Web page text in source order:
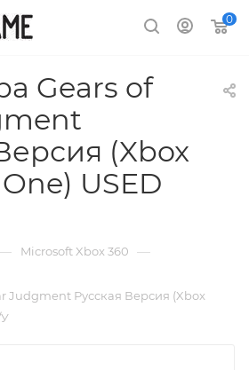
0
Gears of
(Xbox
USED
Microsoft Xbox 360 —
Judgment Русская Версия (Xbox